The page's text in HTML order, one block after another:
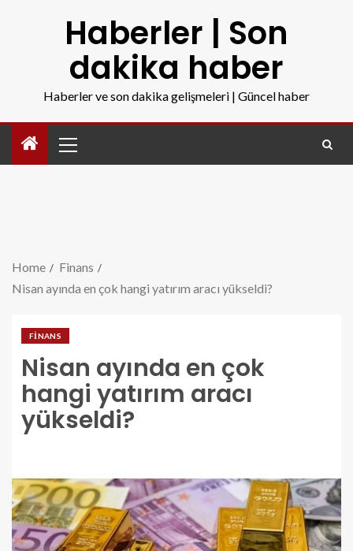
Haberler | Son
dakika haber
Haberler ve son dakika gelişmeleri | Güncel haber
Home
Finans
Nisan ayında en çok hangi yatırım aracı yükseldi?
FINANS
Nisan ayında en çok
hangi yatırım aracı
yükseldi?